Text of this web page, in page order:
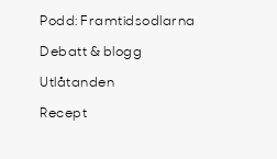
Podd: Framtidsodlarna
Debatt & blogg
Utlåtanden
Recept